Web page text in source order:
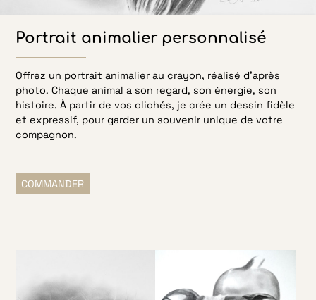
Portrait animalier personnalisé
Offrez un portrait animalier au crayon, réalisé d’après
photo. Chaque animal a son regard, son énergie, son
histoire. À partir de vos clichés, je crée un dessin fidèle
et expressif, pour garder un souvenir unique de votre
compagnon.
COMMANDER